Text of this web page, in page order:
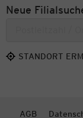
Neue
STANDORT
AGB